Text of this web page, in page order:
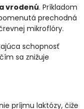
vrodenú. Príkladom
prechodná
mikroflóry.
schopnosť
sa znižuje
príjmu laktózy, čiže